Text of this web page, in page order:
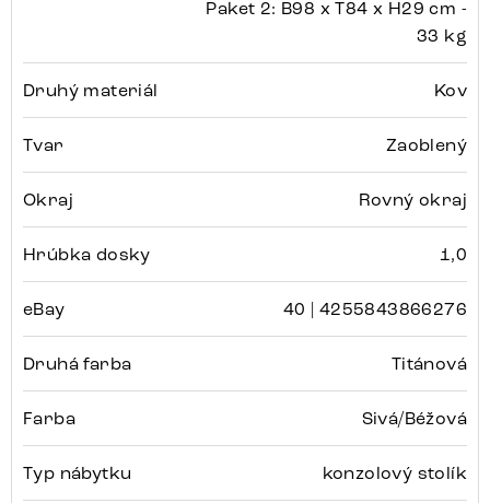
Paket 2: B98 x T84 x H29 cm -
33 kg
Druhý materiál Kov
Tvar Zaoblený
Okraj Rovný okraj
Hrúbka dosky 1,0
eBay 40 | 4255843866276
Druhá farba Titánová
Farba Sivá/Béžová
Typ nábytku konzolový stolík